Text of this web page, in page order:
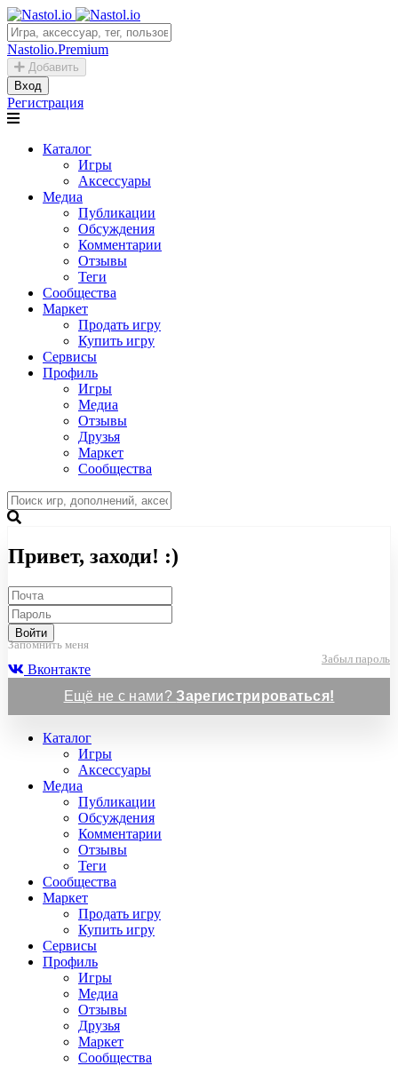
Nastolio.Premium
Добавить
Вход
Регистрация
Каталог
Игры
Аксессуары
Медиа
Публикации
Обсуждения
Комментарии
Отзывы
Теги
Сообщества
Маркет
Продать игру
Купить игру
Сервисы
Профиль
Игры
Медиа
Отзывы
Друзья
Маркет
Сообщества
Привет, заходи! :)
Войти
Запомнить меня
Забыл пароль
Вконтакте
Ещё не с нами?Зарегистрироваться!
Каталог
Игры
Аксессуары
Медиа
Публикации
Обсуждения
Комментарии
Отзывы
Теги
Сообщества
Маркет
Продать игру
Купить игру
Сервисы
Профиль
Игры
Медиа
Отзывы
Друзья
Маркет
Сообщества